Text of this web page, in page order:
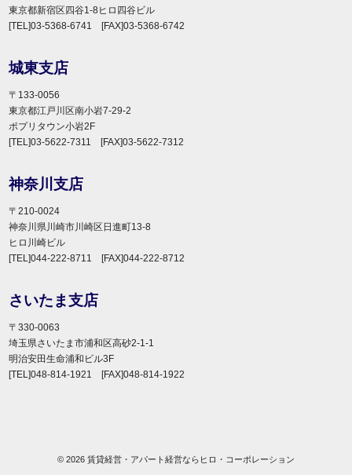
東京都新宿区四谷1-8ヒロ四谷ビル
[TEL]03-5368-6741 [FAX]03-5368-6742
城東支店
〒133-0056
東京都江戸川区南小岩7-29-2
ポプリタウン小岩2F
[TEL]03-5622-7311 [FAX]03-5622-7312
神奈川支店
〒210-0024
神奈川県川崎市川崎区日進町13-8
ヒロ川崎ビル
[TEL]044-222-8711 [FAX]044-222-8712
さいたま支店
〒330-0063
埼玉県さいたま市浦和区高砂2-1-1
明治安田生命浦和ビル3F
[TEL]048-814-1921 [FAX]048-814-1922
© 2026 賃貸経営・アパート経営ならヒロ・コーポレーション